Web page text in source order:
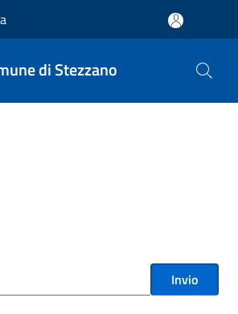
di Stezzano
Invio